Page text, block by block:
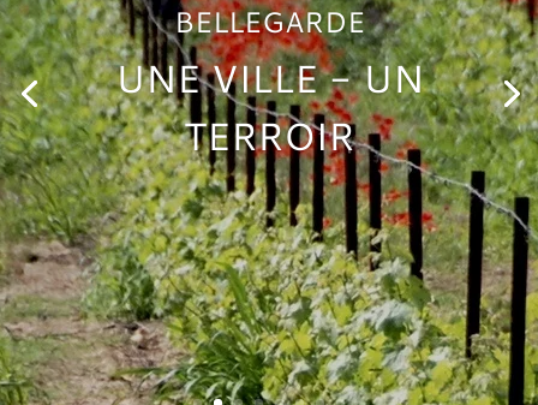
BELLEGARDE
UNE VILLE - UN
TERROIR